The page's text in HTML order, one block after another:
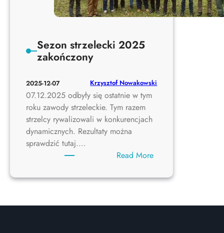
Sezon strzelecki 2025
zakończony
2025-12-07 Krzysztof Nowakowski
07.12.2025 odbyły się ostatnie w tym
roku zawody strzeleckie. Tym razem
strzelcy rywalizowali w konkurencjach
dynamicznych. Rezultaty można
sprawdzić tutaj.…
Read More:
strzelecki
zakończony